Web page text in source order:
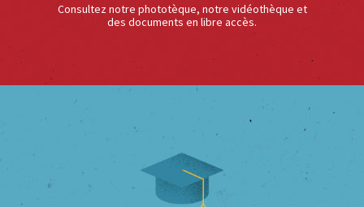
Consultez notre phototèque, notre vidéothèque et
des documents en libre accès.